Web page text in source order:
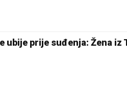
ubije prije suđenja: Žena